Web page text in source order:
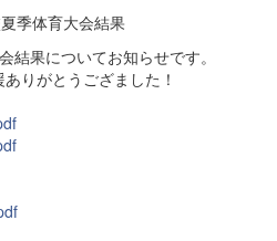
季体育大会結果
果についてお知らせです。
りがとうござました！